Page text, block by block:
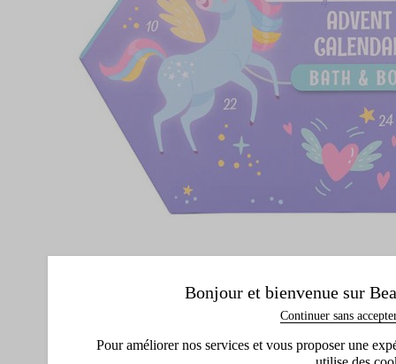
Bonjour et bienvenue sur
Continuer sans
Pour améliorer nos services et vous proposer une